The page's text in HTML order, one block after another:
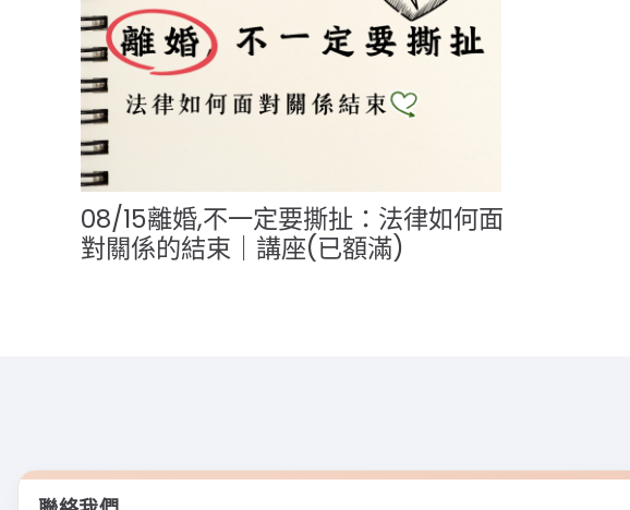
08/15離婚,不一定要撕扯：法律如何面
對關係的結束｜講座(已額滿)